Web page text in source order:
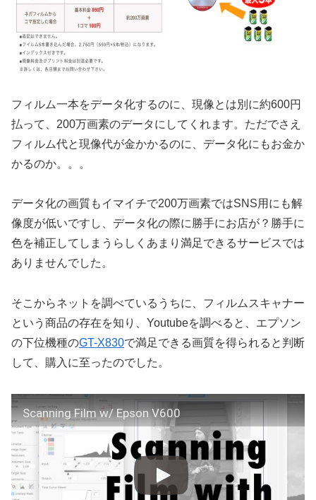
フィルム一本をデータ化するのに、現像とは別に約600円
払って、200万画素のデータにしてくれます。ただでさえ
フィルム代と現像代が金かかるのに、データ化にもお金か
かるのか。。。
データ化の画質もイマイチで200万画素ではSNS用にも解
像度が低いですし、データ化の際に勝手にお店が？勝手に
色を補正してしまうらしくあまり満足できるサービスでは
ありませんでした。
そこからネットを調べているうちに、フィルムスキャナー
という商品の存在を知り、Youtubeを調べると、エプソン
の下位機種のGT-X830で満足できる画質を得られると判断
して、購入に至ったのでした。
Scanning Film w/ Epson V600